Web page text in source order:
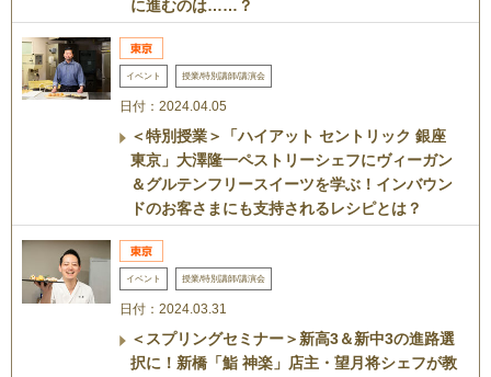
に進むのは……？
イベント 授業/特別講師/講演会
日付：2024.04.05
＜特別授業＞「ハイアット セントリック 銀座
東京」大澤隆一ペストリーシェフにヴィーガン
＆グルテンフリースイーツを学ぶ！インバウン
ドのお客さまにも支持されるレシピとは？
イベント 授業/特別講師/講演会
日付：2024.03.31
＜スプリングセミナー＞新高3＆新中3の進路選
択に！新橋「鮨 神楽」店主・望月将シェフが教